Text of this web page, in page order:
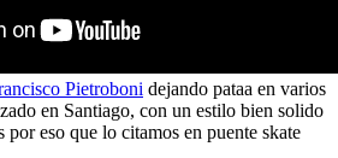
Pietroboni dejando pataa en varios
en Santiago, con un estilo bien solido
por eso que lo citamos en puente skate